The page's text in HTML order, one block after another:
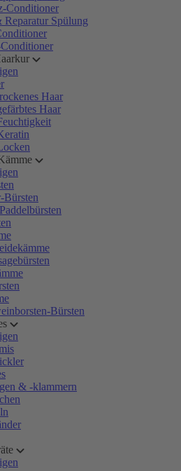
Conditioner
Spülung
Haar
Haar
Bürsten
Bürsten
& -klammern